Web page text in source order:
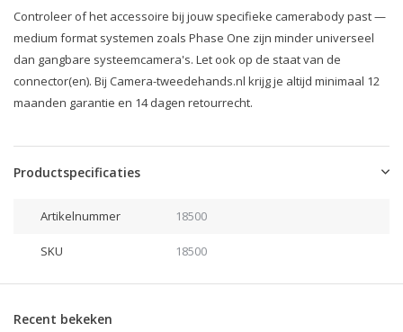
Controleer of het accessoire bij jouw specifieke camerabody past —
medium format systemen zoals Phase One zijn minder universeel
dan gangbare systeemcamera's. Let ook op de staat van de
connector(en). Bij Camera-tweedehands.nl krijg je altijd minimaal 12
maanden garantie en 14 dagen retourrecht.
Productspecificaties
Artikelnummer 18500
SKU 18500
Recent bekeken